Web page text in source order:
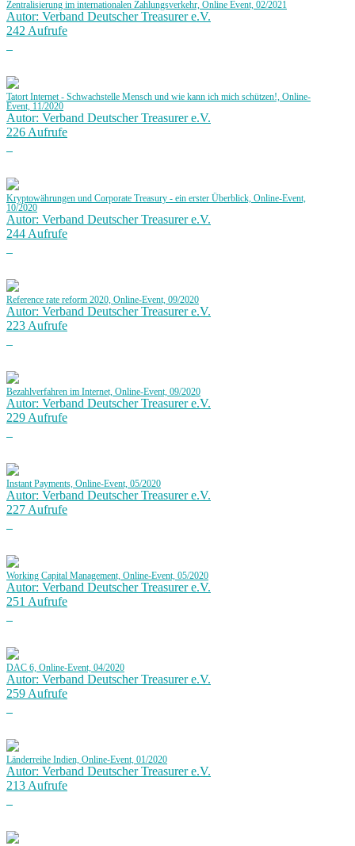
Zentralisierung im internationalen Zahlungsverkehr, Online Event, 02/2021
Autor: Verband Deutscher Treasurer e.V.
242 Aufrufe
Tatort Internet - Schwachstelle Mensch und wie kann ich mich schützen!, Online-
Event, 11/2020
Autor: Verband Deutscher Treasurer e.V.
226 Aufrufe
Kryptowährungen und Corporate Treasury - ein erster Überblick, Online-Event,
10/2020
Autor: Verband Deutscher Treasurer e.V.
244 Aufrufe
Reference rate reform 2020, Online-Event, 09/2020
Autor: Verband Deutscher Treasurer e.V.
223 Aufrufe
Bezahlverfahren im Internet, Online-Event, 09/2020
Autor: Verband Deutscher Treasurer e.V.
229 Aufrufe
Instant Payments, Online-Event, 05/2020
Autor: Verband Deutscher Treasurer e.V.
227 Aufrufe
Working Capital Management, Online-Event, 05/2020
Autor: Verband Deutscher Treasurer e.V.
251 Aufrufe
DAC 6, Online-Event, 04/2020
Autor: Verband Deutscher Treasurer e.V.
259 Aufrufe
Länderreihe Indien, Online-Event, 01/2020
Autor: Verband Deutscher Treasurer e.V.
213 Aufrufe